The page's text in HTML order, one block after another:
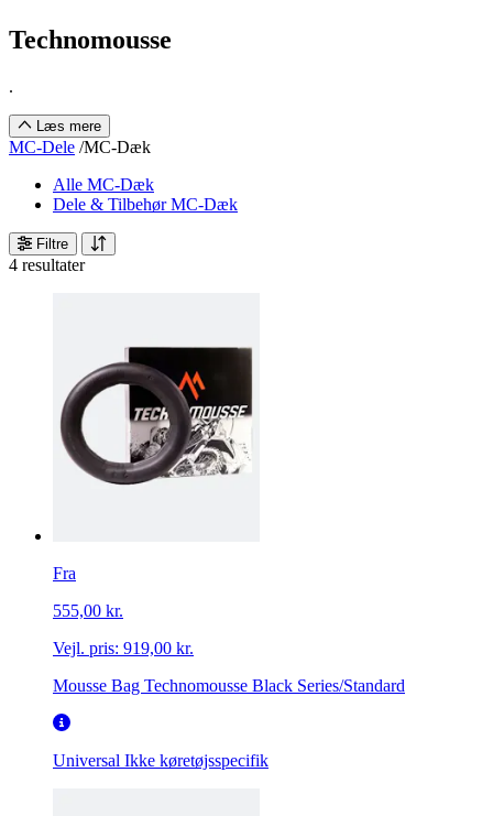
Technomousse
.
Læs mere
MC-Dele /MC-Dæk
Alle MC-Dæk
Dele & Tilbehør MC-Dæk
Filtre
4 resultater
Fra
555,00 kr.
Vejl. pris: 919,00 kr.
Mousse Bag Technomousse Black Series/Standard
Universal Ikke køretøjsspecifik